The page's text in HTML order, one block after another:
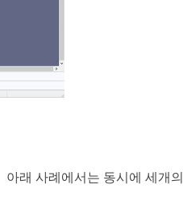
래 사례에서는 동시에 세개의